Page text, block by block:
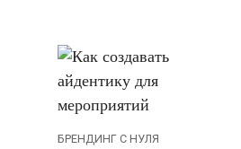
БРЕНДИНГ С НУЛЯ